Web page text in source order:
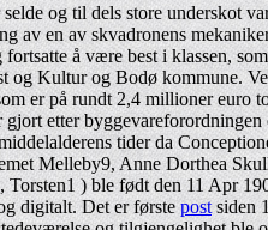
og til dels store underskot
av en av skvadronens
å være best i klassen,
og Kultur og Bodø kommune.
er på rundt 2,4 millioner euro
etter
tider da
Melleby9, Anne Dorthea
) ble født den 11 Apr
digitalt. Det er førstepostsiden